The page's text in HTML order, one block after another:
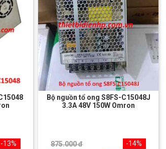
-13%
Bộ nguồn tổ ong S8FS-C15048J
3.3A 48V 150W Omron
875.000 đ
-14%